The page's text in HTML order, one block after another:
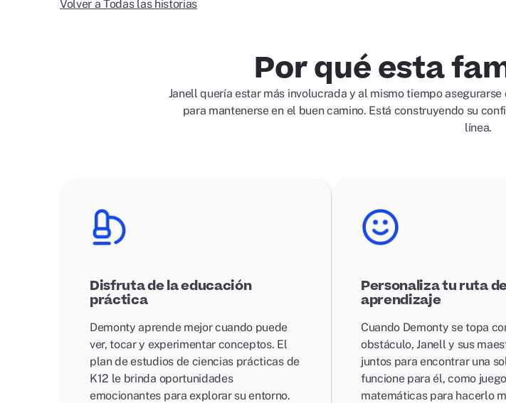
Volver a Todas las historias
Por qué esta
Janell quería estar más involucrada y al mismo tiempo
para mantenerse en el buen camino. Está construyendo su
línea.
Disfruta de la educación
práctica
Demonty aprende mejor cuando puede
ver, tocar y experimentar conceptos. El
plan de estudios de ciencias prácticas de
K12 le brinda oportunidades
emocionantes para explorar su entorno.
Personaliza tu ruta
aprendizaje
Cuando Demonty se topa
obstáculo, Janell y sus
juntos para encontrar una
funcione para él, como
matemáticas para hacerlo